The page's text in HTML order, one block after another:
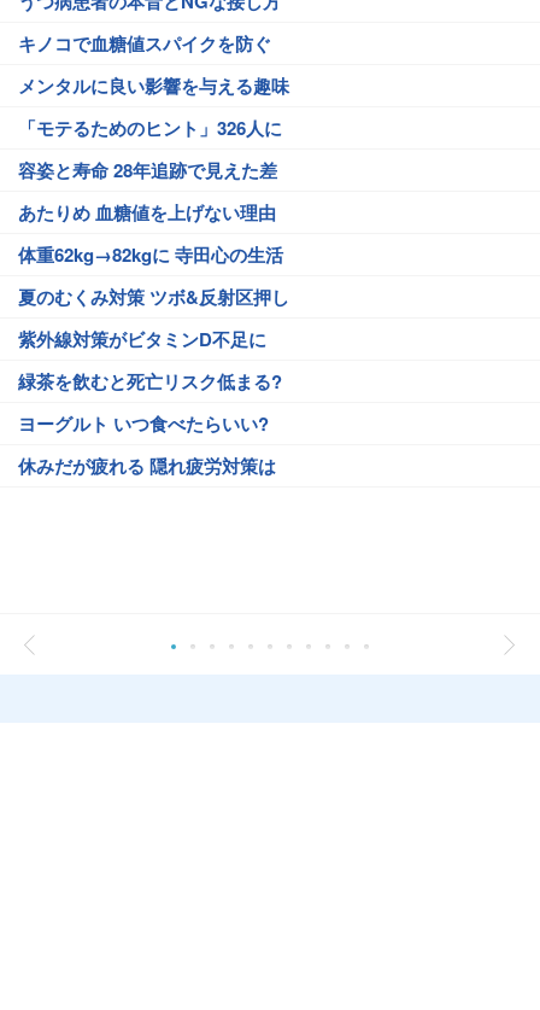
キノコで血糖値スパイクを防ぐ
メンタルに良い影響を与える趣味
「モテるためのヒント」326人に
容姿と寿命 28年追跡で見えた差
あたりめ 血糖値を上げない理由
体重62kg→82kgに 寺田心の生活
夏のむくみ対策 ツボ&反射区押し
紫外線対策がビタミンD不足に
緑茶を飲むと死亡リスク低まる?
ヨーグルト いつ食べたらいい?
休みだが疲れる 隠れ疲労対策は